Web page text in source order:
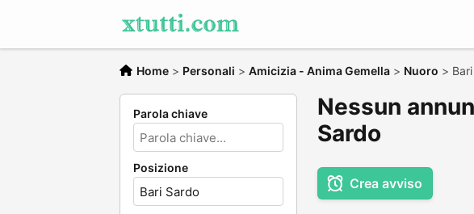
Home > Personali > Amicizia - Anima Gemella > Nuoro >
Parola chiave
Posizione
Nessun
Sardo
Crea avviso